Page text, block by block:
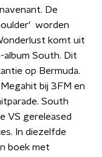
De
worden
komt uit
South. Dit
op Bermuda.
bij 3FM en
South
VS gereleased
In diezelfde
boek met